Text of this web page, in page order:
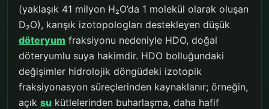
(yaklaşık 41 milyon H₂O’da 1 molekül olarak oluşan
D₂O), karışık izotopologları destekleyen düşük
döteryum fraksiyonu nedeniyle HDO, doğal
döteryumlu suya hakimdir. HDO bolluğundaki
değişimler hidrolojik döngüdeki izotopik
fraksiyonasyon süreçlerinden kaynaklanır; örneğin,
açık su kütlelerinden buharlaşma, daha hafif